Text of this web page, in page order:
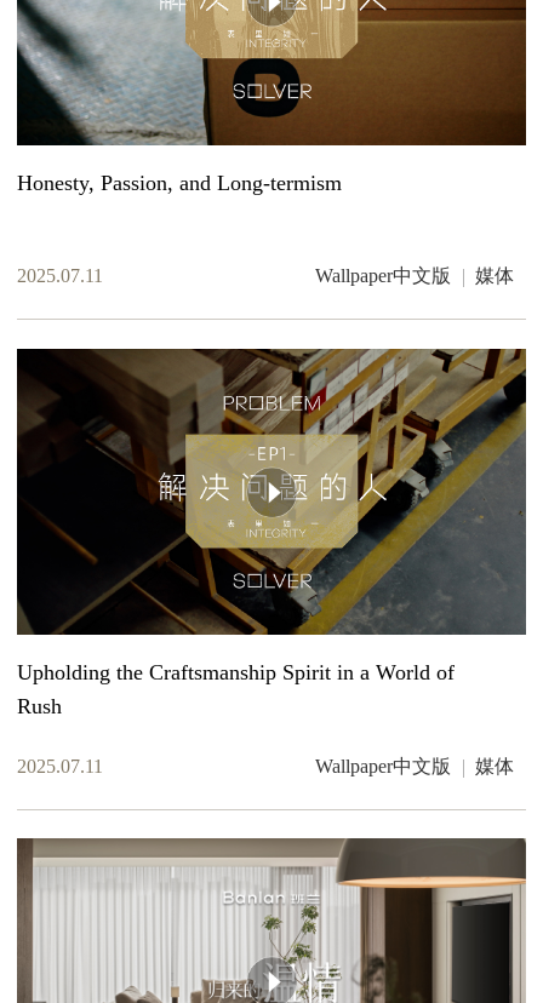
Honesty, Passion, and Long-termism
2025.07.11 Wallpaper中文版 媒体
Upholding the Craftsmanship Spirit in a World of
Rush
2025.07.11 Wallpaper中文版 媒体